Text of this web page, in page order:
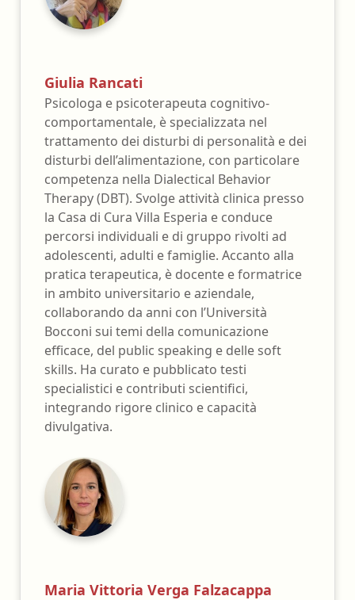
Giulia Rancati
Psicologa e psicoterapeuta cognitivo-
comportamentale, è specializzata nel
trattamento dei disturbi di personalità e dei
disturbi dell’alimentazione, con particolare
competenza nella Dialectical Behavior
Therapy (DBT). Svolge attività clinica presso
la Casa di Cura Villa Esperia e conduce
percorsi individuali e di gruppo rivolti ad
adolescenti, adulti e famiglie. Accanto alla
pratica terapeutica, è docente e formatrice
in ambito universitario e aziendale,
collaborando da anni con l’Università
Bocconi sui temi della comunicazione
efficace, del public speaking e delle soft
skills. Ha curato e pubblicato testi
specialistici e contributi scientifici,
integrando rigore clinico e capacità
divulgativa.
Maria Vittoria Verga Falzacappa